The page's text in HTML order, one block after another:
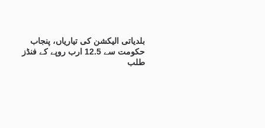
بلدیاتی الیکشن کی تیاریاں، پنجاب
حکومت سے 12.5 ارب روپے کے فنڈز
طلب